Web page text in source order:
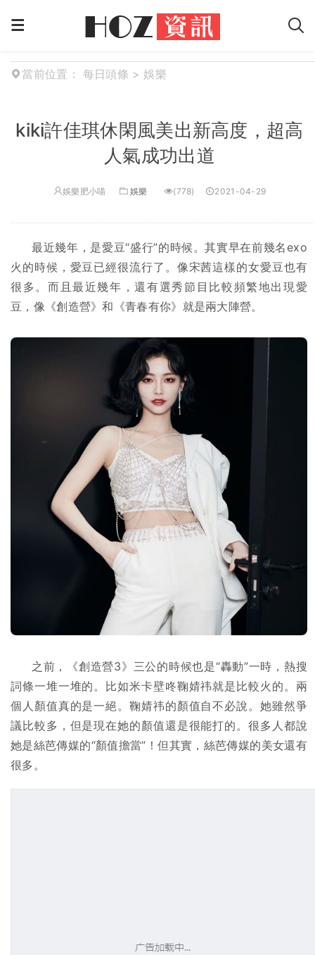
當前位置： 每日頭條 > 娛樂
kiki許佳琪休閑風美出新高度，超高
人氣成功出道
娛樂肥小喵 娛樂 (778) 2021-04-29
最近幾年，是愛豆“盛行”的時候。其實早在前幾名exo
火的時候，愛豆已經很流行了。像宋茜這樣的女愛豆也有
很多。而且最近幾年，還有選秀節目比較頻繁地出現愛
豆，像《創造營》和《青春有你》就是兩大陣營。
之前，《創造營3》三公的時候也是“轟動”一時，熱搜
詞條一堆一堆的。比如米卡壁咚鞠婧祎就是比較火的。兩
個人顏值真的是一絕。鞠婧祎的顏值自不必說。她雖然爭
議比較多，但是現在她的顏值還是很能打的。很多人都說
她是絲芭傳媒的“顏值擔當”！但其實，絲芭傳媒的美女還有
很多。